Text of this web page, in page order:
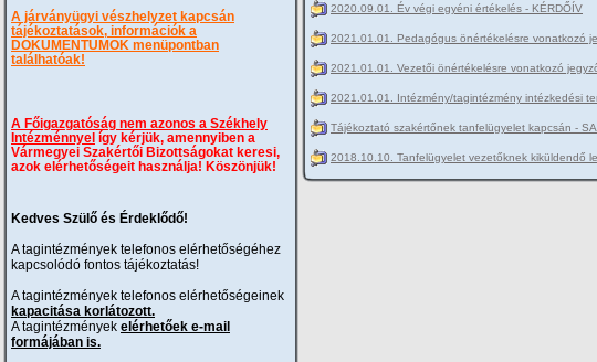
A járványügyi vészhelyzet kapcsán
tájékoztatások, információk a
DOKUMENTUMOK menüpontban
találhatóak!
A Főigazgatóság nem azonos a Székhely
Intézménnyel így kérjük, amennyiben a
Vármegyei Szakértői Bizottságokat keresi,
azok elérhetőségeit használja! Köszönjük!
Kedves Szülő és Érdeklődő!
A tagintézmények telefonos elérhetőségéhez
kapcsolódó fontos tájékoztatás!
A tagintézmények telefonos elérhetőségeinek
kapacitása korlátozott.
A tagintézmények elérhetőek e-mail
formájában is.
2020.09.01. Év végi egyéni értékelés - KÉRDŐÍV
2021.01.01. Pedagógus önértékelésre vonatkozó
2021.01.01. Vezetői önértékelésre vonatkozó
2021.01.01. Intézmény/tagintézmény intézkedési
Tájékoztató szakértőnek tanfelügyelet kapcsán -
2018.10.10. Tanfelügyelet vezetőknek kiküldendő